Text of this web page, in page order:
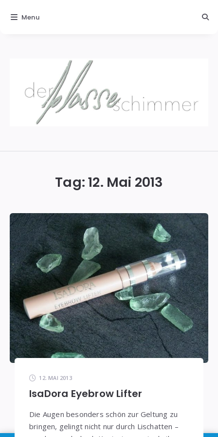
Tag:12. Mai 2013
12. MAI 2013
IsaDora Eyebrow Lifter
Die Augen besonders schön zur Geltung zu
bringen, gelingt nicht nur durch Lischatten –
Menu